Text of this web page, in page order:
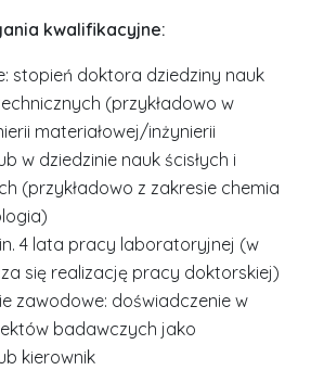
kwalifikacyjne:
stopień doktora dziedziny nauk
(przykładowo w
materiałowej/inżynierii
w dziedzinie nauk ścisłych i
(przykładowo z zakresie chemia
4 lata pracy laboratoryjnej (w
się realizację pracy doktorskiej)
zawodowe: doświadczenie w
badawczych jako
kierownik